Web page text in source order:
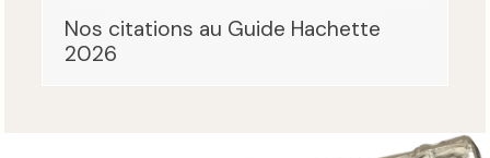
Nos citations au Guide Hachette
2026